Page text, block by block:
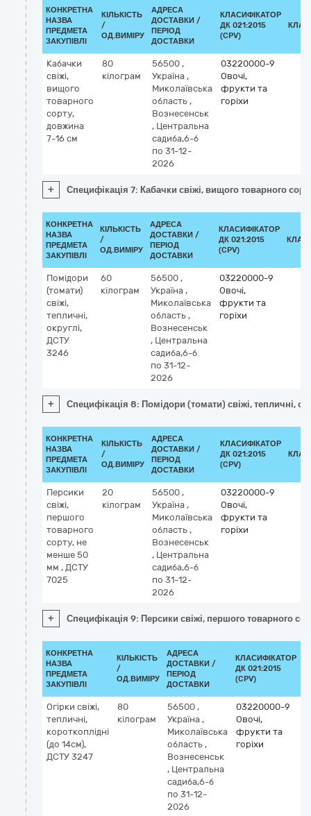
КОНКРЕТНА
НАЗВА
ПРЕДМЕТА
ЗАКУПІВЛІ
КІЛЬКІСТЬ
/
ОД.ВИМІРУ
АДРЕСА
ДОСТАВКИ /
ПЕРІОД
ДОСТАВКИ
КЛАСИФІКАТОР
ДК 021:2015
(CPV)
Кабачки
свіжі,
вищого
товарного
сорту,
довжина
7-16 см
80
кілограм
56500 ,
Україна ,
Миколаївська
область ,
Вознесенськ
, Центральна
садиба,6-б
по 31-12-
2026
03220000-9
Овочі,
фрукти та
горіхи
+ Специфікація 7: Кабачки свіжі, вищого товарного
КОНКРЕТНА
НАЗВА
ПРЕДМЕТА
ЗАКУПІВЛІ
КІЛЬКІСТЬ
/
ОД.ВИМІРУ
АДРЕСА
ДОСТАВКИ /
ПЕРІОД
ДОСТАВКИ
КЛАСИФІКАТОР
ДК 021:2015
(CPV)
Помідори
(томати)
свіжі,
тепличні,
округлі,
ДСТУ
3246
60
кілограм
56500 ,
Україна ,
Миколаївська
область ,
Вознесенськ
, Центральна
садиба,6-б
по 31-12-
2026
03220000-9
Овочі,
фрукти та
горіхи
+ Специфікація 8: Помідори (томати) свіжі, тепличні,
КОНКРЕТНА
НАЗВА
ПРЕДМЕТА
ЗАКУПІВЛІ
КІЛЬКІСТЬ
/
ОД.ВИМІРУ
АДРЕСА
ДОСТАВКИ /
ПЕРІОД
ДОСТАВКИ
КЛАСИФІКАТОР
ДК 021:2015
(CPV)
Персики
свіжі,
першого
товарного
сорту, не
менше 50
мм , ДСТУ
7025
20
кілограм
56500 ,
Україна ,
Миколаївська
область ,
Вознесенськ
, Центральна
садиба,6-б
по 31-12-
2026
03220000-9
Овочі,
фрукти та
горіхи
+ Специфікація 9: Персики свіжі, першого товарного
КОНКРЕТНА
НАЗВА
ПРЕДМЕТА
ЗАКУПІВЛІ
КІЛЬКІСТЬ
/
ОД.ВИМІРУ
АДРЕСА
ДОСТАВКИ /
ПЕРІОД
ДОСТАВКИ
КЛАСИФІКАТОР
ДК 021:2015
(CPV)
Огірки свіжі,
тепличні,
короткоплідні
(до 14см),
ДСТУ 3247
80
кілограм
56500 ,
Україна ,
Миколаївська
область ,
Вознесенськ
, Центральна
садиба,6-б
по 31-12-
2026
03220000-9
Овочі,
фрукти та
горіхи